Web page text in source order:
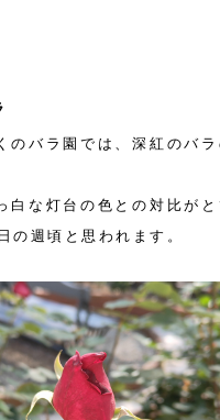
のバラ園では、深紅のバ
白な灯台の色との対比が
の週頃と思われます。